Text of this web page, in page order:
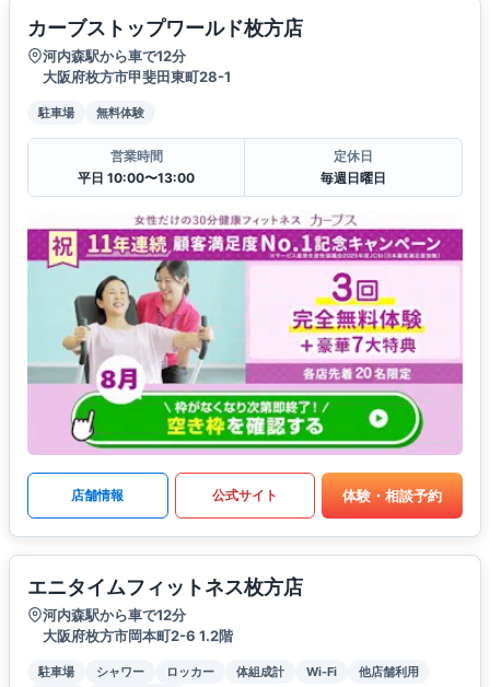
カーブストップワールド枚方店
河内森駅から車で12分
大阪府枚方市甲斐田東町28-1
駐車場 無料体験
営業時間
平日 10:00〜13:00
定休日
毎週日曜日
店舗情報 公式サイト 体験・相談予約
エニタイムフィットネス枚方店
河内森駅から車で12分
大阪府枚方市岡本町2-6 1.2階
駐車場 シャワー ロッカー 体組成計 Wi-Fi
他店舗利用